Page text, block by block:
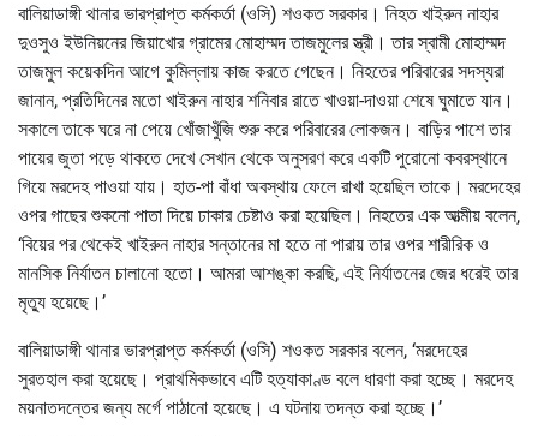
বালিয়াডাঙ্গী থানার ভারপ্রাপ্ত কর্মকর্তা (ওসি) শওকত সরকার। নিহত খাইরুন নাহার
দুওসুও ইউনিয়নের জিয়াখোর গ্রামের মোহাম্মদ তাজমুলের স্ত্রী। তার স্বামী মোহাম্মদ
তাজমুল কয়েকদিন আগে কুমিল্লায় কাজ করতে গেছেন। নিহতের পরিবারের সদস্যরা
জানান, প্রতিদিনের মতো খাইরুন নাহার শনিবার রাতে খাওয়া-দাওয়া শেষে ঘুমাতে যান।
সকালে তাকে ঘরে না পেয়ে খোঁজাখুঁজি শুরু করে পরিবারের লোকজন। বাড়ির পাশে তার
পায়ের জুতা পড়ে থাকতে দেখে সেখান থেকে অনুসরণ করে একটি পুরোনো কবরস্থানে
গিয়ে মরদেহ পাওয়া যায়। হাত-পা বাঁধা অবস্থায় ফেলে রাখা হয়েছিল তাকে। মরদেহের
ওপর গাছের শুকনো পাতা দিয়ে ঢাকার চেষ্টাও করা হয়েছিল। নিহতের এক আত্মীয় বলেন,
‘বিয়ের পর থেকেই খাইরুন নাহার সন্তানের মা হতে না পারায় তার ওপর শারীরিক ও
মানসিক নির্যাতন চালানো হতো। আমরা আশঙ্কা করছি, এই নির্যাতনের জের ধরেই তার
মৃত্যু হয়েছে।’
বালিয়াডাঙ্গী থানার ভারপ্রাপ্ত কর্মকর্তা (ওসি) শওকত সরকার বলেন, ‘মরদেহের
সুরতহাল করা হয়েছে। প্রাথমিকভাবে এটি হত্যাকাণ্ড বলে ধারণা করা হচ্ছে। মরদেহ
ময়নাতদন্তের জন্য মর্গে পাঠানো হয়েছে। এ ঘটনায় তদন্ত করা হচ্ছে।’